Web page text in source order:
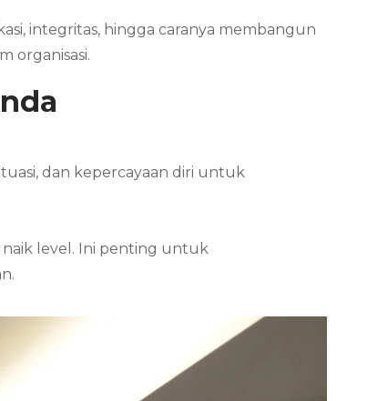
integritas, hingga caranya membangun
organisasi.
dan kepercayaan diri untuk
naik level. Ini penting untuk